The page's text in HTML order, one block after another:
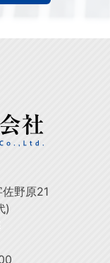
野原21
)